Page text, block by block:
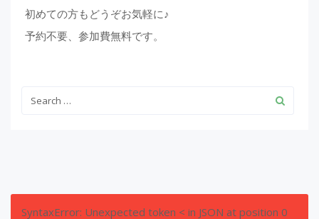
初めての方もどうぞお気軽に♪
予約不要、参加費無料です。
SyntaxError: Unexpected token < in JSON at position 0